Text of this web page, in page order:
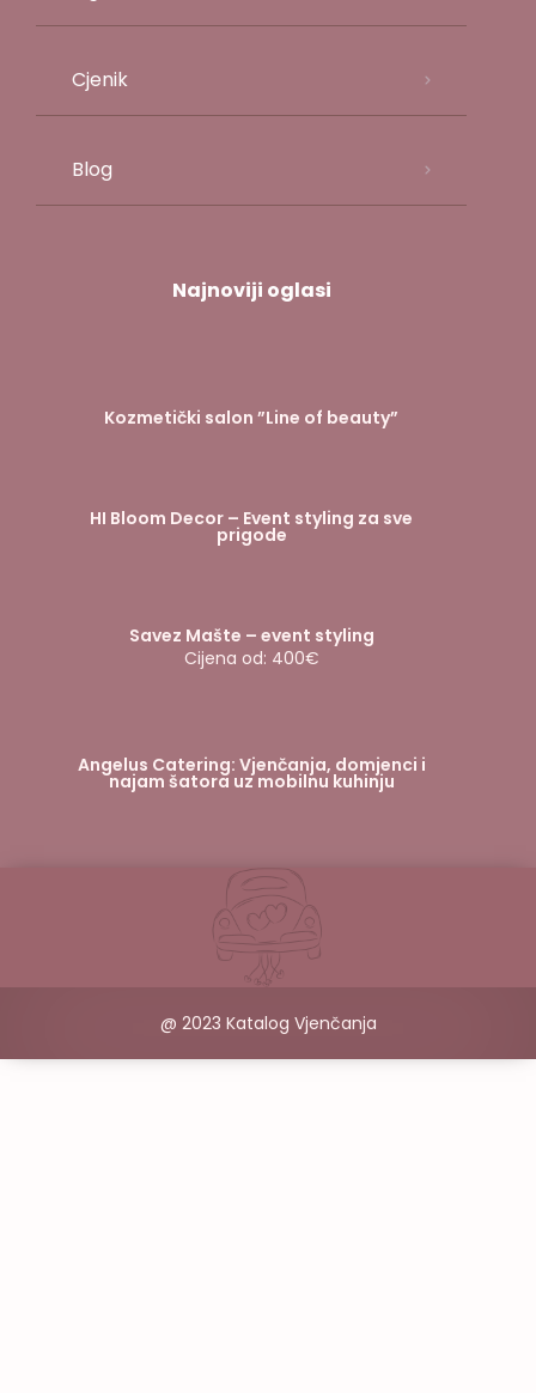
Cjenik
Blog
Najnoviji oglasi
Kozmetički salon ”Line of beauty”
HI Bloom Decor – Event styling za sve
prigode
Savez Mašte – event styling
Cijena od: 400€
Angelus Catering: Vjenčanja, domjenci i
najam šatora uz mobilnu kuhinju
@ 2023 Katalog Vjenčanja